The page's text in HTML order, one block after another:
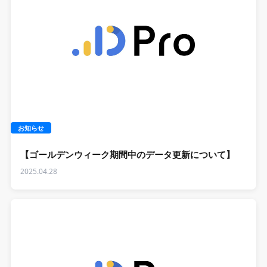
お知らせ
【ゴールデンウィーク期間中のデータ更新について】
2025.04.28